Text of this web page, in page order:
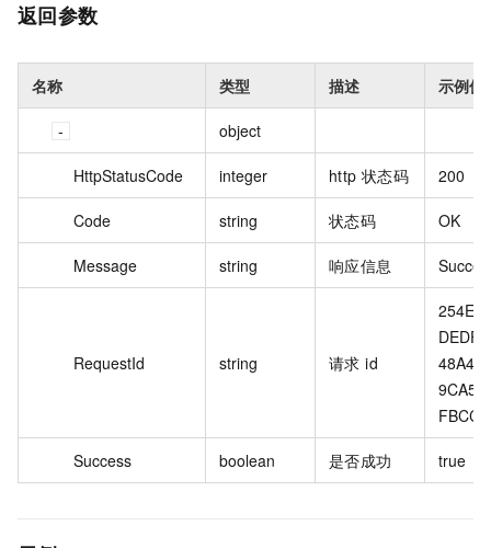
返回参数
名称 类型 描述 示例值
object
HttpStatusCode integer http 状态码 200
Code string 状态码 OK
Message string 响应信息
RequestId string 请求 id
DEDF-
48A4-
FBCC
Success boolean 是否成功 true